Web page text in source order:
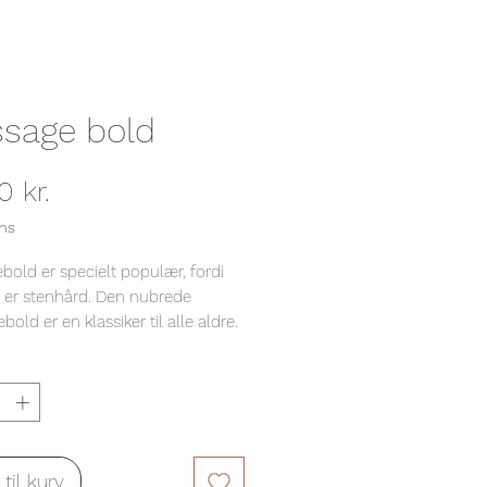
bold
kr.
er specielt populær, fordi
er stenhård. Den nubrede
er en klassiker til alle aldre.
på rejsen mv.
nøjagtig så blød i gummiet, at
efter for kroppens bevægelser,
til kurv